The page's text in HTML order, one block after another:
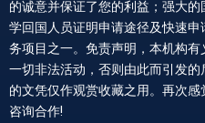
的诚意并保证了您的利益；强大
学回国人员证明申请途径及快速
务项目之一。免责声明，本机构
一切非法活动，否则由此而引发
的文凭仅作观赏收藏之用。再次
咨询合作!